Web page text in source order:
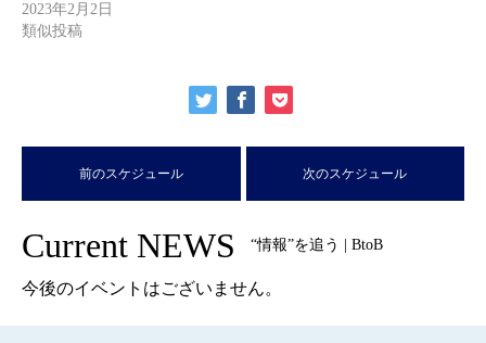
2023年2月2日
類似投稿
前のスケジュール 次のスケジュール
Current NEWS “情報”を追う | BtoB
今後のイベントはございません。